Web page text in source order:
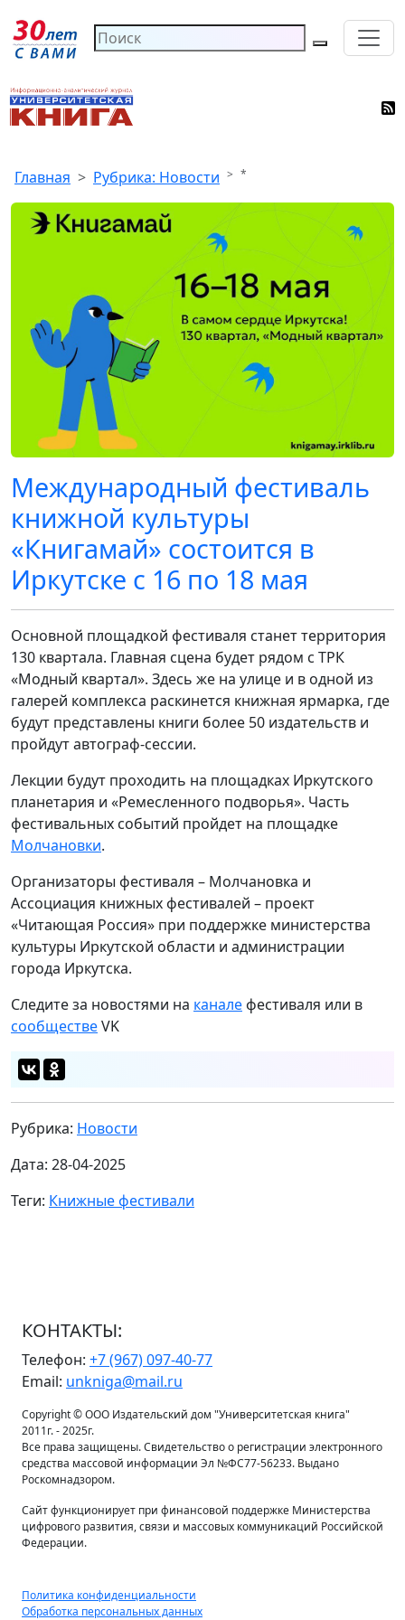
Главная Рубрика: Новости *
Международный фестиваль
книжной культуры
«Книгамай» состоится в
Иркутске c 16 по 18 мая
Основной площадкой фестиваля станет территория
130 квартала. Главная сцена будет рядом с ТРК
«Модный квартал». Здесь же на улице и в одной из
галерей комплекса раскинется книжная ярмарка, где
будут представлены книги более 50 издательств и
пройдут автограф-сессии.
Лекции будут проходить на площадках Иркутского
планетария и «Ремесленного подворья». Часть
фестивальных событий пройдет на площадке
Молчановки.
Организаторы фестиваля – Молчановка и
Ассоциация книжных фестивалей – проект
«Читающая Россия» при поддержке министерства
культуры Иркутской области и администрации
города Иркутска.
Следите за новостями на каналефестиваля или в
сообществеVK
Рубрика: Новости
Дата: 28-04-2025
Теги: Книжные фестивали
КОНТАКТЫ:
Телефон: +7 (967) 097-40-77
Email: unkniga@mail.ru
Copyright © ООО Издательский дом "Университетская книга"
2011г. - 2025г.
Все права защищены. Свидетельство о регистрации электронного
средства массовой информации Эл №ФС77-56233. Выдано
Роскомнадзором.
Сайт функционирует при финансовой поддержке Министерства
цифрового развития, связи и массовых коммуникаций Российской
Федерации.
Политика конфиденциальности
Обработка персональных данных